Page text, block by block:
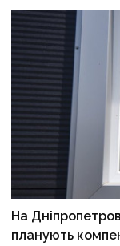
На
планують